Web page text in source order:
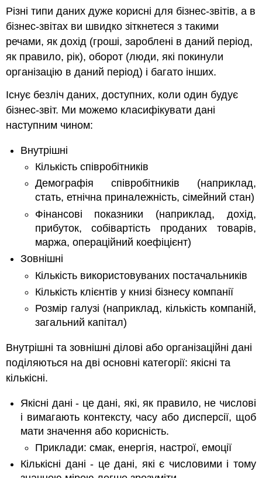
Різні типи даних дуже корисні для бізнес-звітів, а в
бізнес-звітах ви швидко зіткнетеся з такими
речами, як дохід (гроші, зароблені в даний період,
як правило, рік), оборот (люди, які покинули
організацію в даний період) і багато інших.
Існує безліч даних, доступних, коли один будує
бізнес-звіт. Ми можемо класифікувати дані
наступним чином:
Внутрішні
Кількість співробітників
Демографія співробітників (наприклад,
стать, етнічна приналежність, сімейний стан)
Фінансові показники (наприклад, дохід,
прибуток, собівартість проданих товарів,
маржа, операційний коефіцієнт)
Зовнішні
Кількість використовуваних постачальників
Кількість клієнтів у книзі бізнесу компанії
Розмір галузі (наприклад, кількість компаній,
загальний капітал)
Внутрішні та зовнішні ділові або організаційні дані
поділяються на дві основні категорії: якісні та
кількісні.
Якісні дані - це дані, які, як правило, не числові
і вимагають контексту, часу або дисперсії, щоб
мати значення або корисність.
Приклади: смак, енергія, настрої, емоції
Кількісні дані - це дані, які є числовими і тому